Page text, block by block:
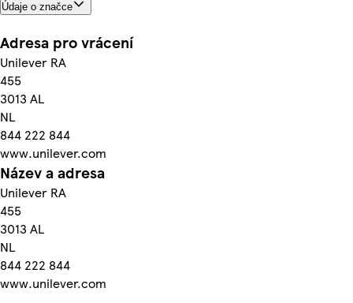
Údaje o značce
Adresa pro vrácení
Unilever RA
455
3013 AL
NL
844 222 844
www.unilever.com
Název a adresa
Unilever RA
455
3013 AL
NL
844 222 844
www.unilever.com